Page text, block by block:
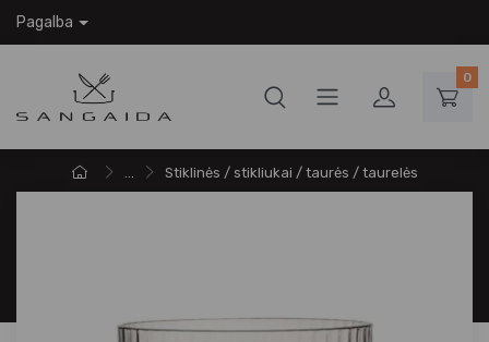
Pagalba
0
... Stiklinės / stikliukai / taurės / taurelės